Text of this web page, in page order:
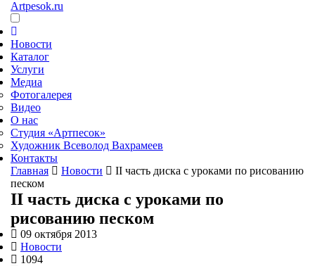
Artpesok.ru
Новости
Каталог
Услуги
Медиа
Фотогалерея
Видео
О нас
Студия «Артпесок»
Художник Всеволод Вахрамеев
Контакты
Главная
Новости
II часть диска с уроками по рисованию
песком
II часть диска с уроками по
рисованию песком
09 октября 2013
Новости
1094